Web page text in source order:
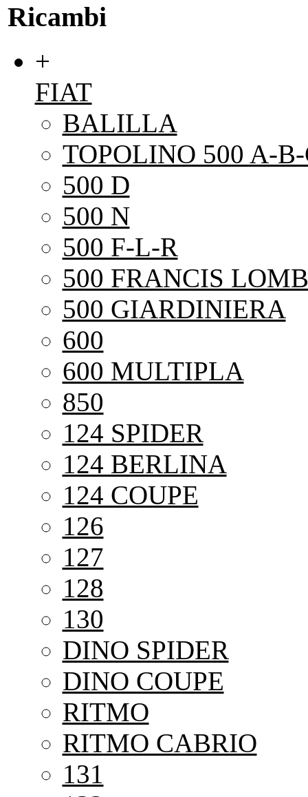
Ricambi
+
FIAT
BALILLA
TOPOLINO 500 A-
500 D
500 N
500 F-L-R
500 FRANCIS
500 GIARDINIERA
600
600 MULTIPLA
850
124 SPIDER
124 BERLINA
124 COUPE
126
127
128
130
DINO SPIDER
DINO COUPE
RITMO
RITMO CABRIO
131